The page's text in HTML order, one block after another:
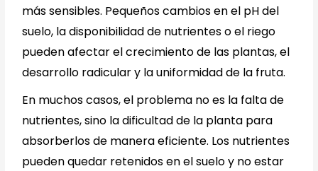
más sensibles. Pequeños cambios en el pH del
suelo, la disponibilidad de nutrientes o el riego
pueden afectar el crecimiento de las plantas, el
desarrollo radicular y la uniformidad de la fruta.
En muchos casos, el problema no es la falta de
nutrientes, sino la dificultad de la planta para
absorberlos de manera eficiente. Los nutrientes
pueden quedar retenidos en el suelo y no estar